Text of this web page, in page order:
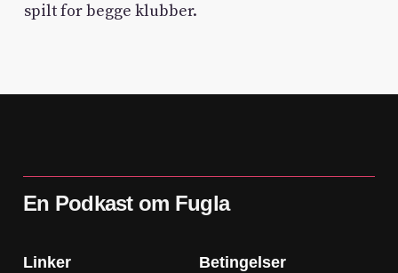
spilt for begge klubber.
En Podkast om Fugla
Linker
Betingelser